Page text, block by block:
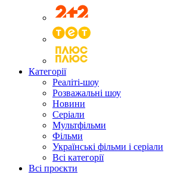
Категорії
Реаліті-шоу
Розважальні шоу
Новини
Серіали
Мультфільми
Фільми
Українські фільми і серіали
Всі категорії
Всі проєкти